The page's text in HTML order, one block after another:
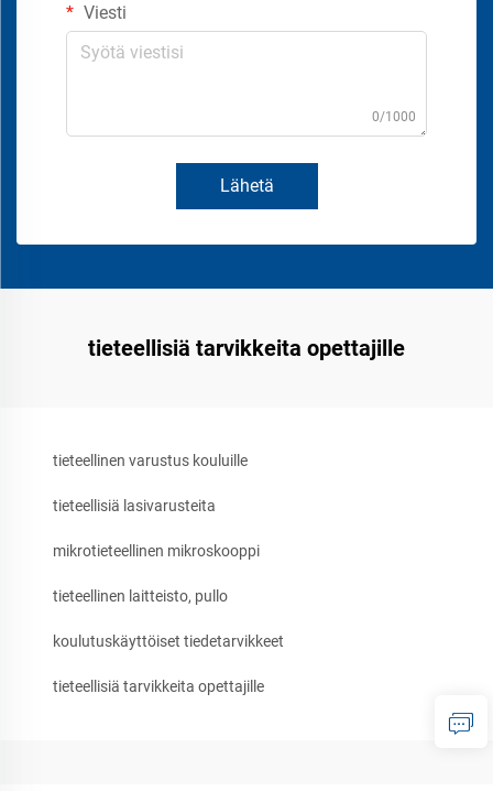
Viesti
0/1000
Lähetä
tieteellisiä tarvikkeita opettajille
tieteellinen varustus kouluille
tieteellisiä lasivarusteita
mikrotieteellinen mikroskooppi
tieteellinen laitteisto, pullo
koulutuskäyttöiset tiedetarvikkeet
tieteellisiä tarvikkeita opettajille